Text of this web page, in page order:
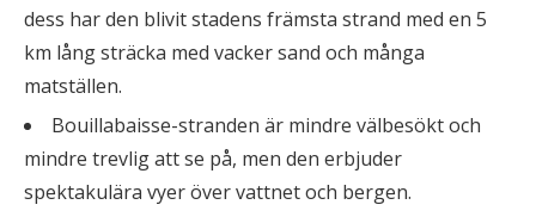
dess har den blivit stadens främsta strand med en 5
km lång sträcka med vacker sand och många
matställen.
Bouillabaisse-stranden är mindre välbesökt och
mindre trevlig att se på, men den erbjuder
spektakulära vyer över vattnet och bergen.